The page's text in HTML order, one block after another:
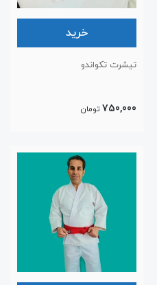
خرید
تیشرت تکواندو
750,000 تومان